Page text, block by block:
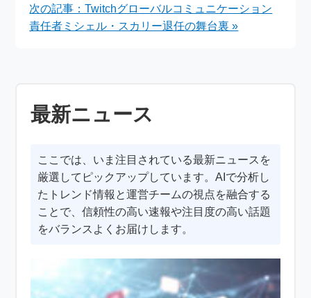
次の記事：Twitchグローバルコミュニケーション
責任者ミシェル・スカリー退任の舞台裏 »
最新ニュース
ここでは、いま注目されている最新ニュースを
厳選してピックアップしています。AIで分析し
たトレンド情報と運営チームの視点を融合する
ことで、信頼性の高い速報や注目度の高い話題
をバランスよくお届けします。